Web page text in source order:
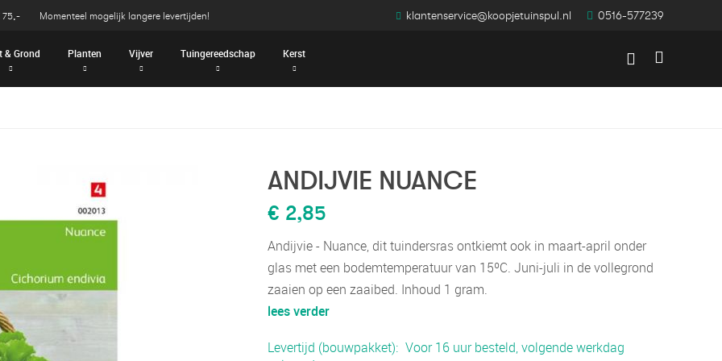
75,- Momenteel mogelijk langere levertijden! klantenservice@koopjetuinspul.nl 0516-577239
& Grond Planten Vijver Tuingereedschap Kerst
ANDIJVIE NUANCE
€ 2,85
Andijvie - Nuance, dit tuindersras ontkiemt ook in maart-april onder
glas met een bodemtemperatuur van 15ºC. Juni-juli in de vollegrond
zaaien op een zaaibed. Inhoud 1 gram.
lees verder
Levertijd (bouwpakket) Voor 16 uur besteld, volgende werkdag